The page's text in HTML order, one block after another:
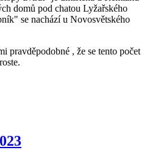
domů pod chatou Lyžařského
se nachází u Novosvětského
pravděpodobné , že se tento počet